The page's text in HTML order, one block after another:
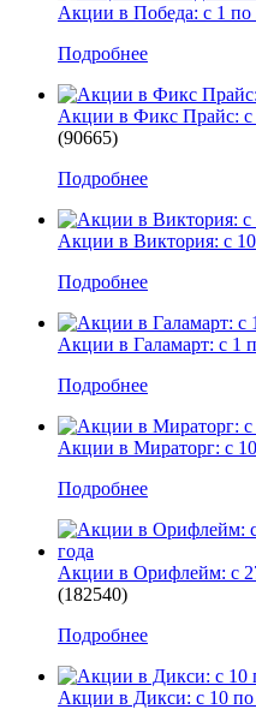
Акции в Победа: с 1 по
Подробнее
Акции в Фикс Прайс: с
(90665)
Подробнее
Акции в Виктория: с 10
Подробнее
Акции в Галамарт: с 1
Подробнее
Акции в Мираторг: с 10
Подробнее
Акции в Орифлейм: с
(182540)
Подробнее
Акции в Дикси: с 10 по